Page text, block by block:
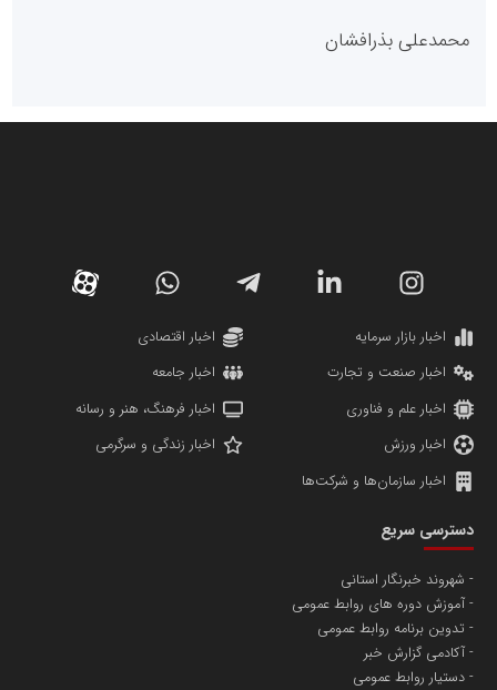
پایگاه خبری گفتمان یزد
دانشگاه سئوی ایران
پایگاه اطلاع رسانی اعتلای نهادهای مردمی
تامین آهن اسفنجی تولیدکنندگان فولاد در کشور
محمدعلی بذرافشان
مریم حاج نوروز نظری
مسعودصادقی
اخبار بازار سرمایه
اخبار اقتصادی
اخبار صنعت و تجارت
اخبار جامعه
اخبار علم و فناوری
اخبار فرهنگ، هنر و رسانه
اخبار ورزش
اخبار زندگی و سرگرمی
اخبار سازمان‌ها و شرکت‌ها
دسترسی سریع
شهروند خبرنگار استانی
آموزش دوره های روابط عمومی
تدوین برنامه روابط عمومی
آکادمی گزارش خبر
دستیار روابط عمومی